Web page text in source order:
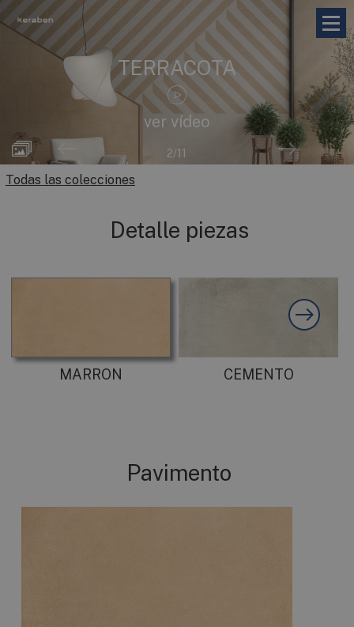
2/11
TERRACOTA
ver vídeo
Todas las colecciones
Detalle piezas
MARRON CEMENTO
Pavimento